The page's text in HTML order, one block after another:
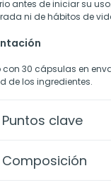
antes de iniciar su
ni de hábitos de
con 30 cápsulas en
de los ingredientes.
Puntos clave
Composición